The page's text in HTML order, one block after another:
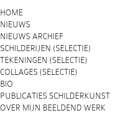
HOME
NIEUWS
NIEUWS ARCHIEF
SCHILDERIJEN (SELECTIE)
TEKENINGEN (SELECTIE)
COLLAGES (SELECTIE)
BIO
PUBLICATIES SCHILDERKUNST
OVER MIJN BEELDEND WERK